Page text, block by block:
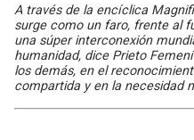
A través de la encíclica
surge como un faro, frente al
una súper interconexión
humanidad, dice Prieto
los demás, en el
compartida y en la necesidad